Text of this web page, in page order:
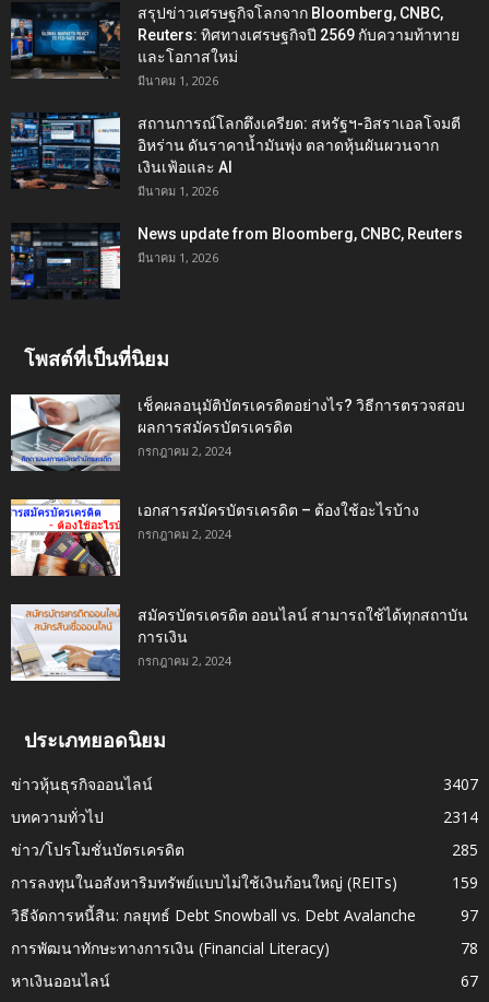
สรุปข่าวเศรษฐกิจโลกจาก Bloomberg, CNBC,
Reuters: ทิศทางเศรษฐกิจปี 2569 กับความท้าทาย
และโอกาสใหม่
มีนาคม 1, 2026
สถานการณ์โลกตึงเครียด: สหรัฐฯ-อิสราเอลโจมตี
อิหร่าน ดันราคาน้ำมันพุ่ง ตลาดหุ้นผันผวนจาก
เงินเฟ้อและ AI
มีนาคม 1, 2026
News update from Bloomberg, CNBC, Reuters
มีนาคม 1, 2026
โพสต์ที่เป็นที่นิยม
เช็คผลอนุมัติบัตรเครดิตอย่างไร? วิธีการตรวจสอบ
ผลการสมัครบัตรเครดิต
กรกฎาคม 2, 2024
เอกสารสมัครบัตรเครดิต – ต้องใช้อะไรบ้าง
กรกฎาคม 2, 2024
สมัครบัตรเครดิต ออนไลน์ สามารถใช้ได้ทุกสถาบัน
การเงิน
กรกฎาคม 2, 2024
ประเภทยอดนิยม
ข่าวหุ้นธุรกิจออนไลน์
3407
บทความทั่วไป
2314
ข่าว/โปรโมชั่นบัตรเครดิต
285
การลงทุนในอสังหาริมทรัพย์แบบไม่ใช้เงินก้อนใหญ่ (REITs)
159
วิธีจัดการหนี้สิน: กลยุทธ์ Debt Snowball vs. Debt Avalanche
97
การพัฒนาทักษะทางการเงิน (Financial Literacy)
78
หาเงินออนไลน์
67